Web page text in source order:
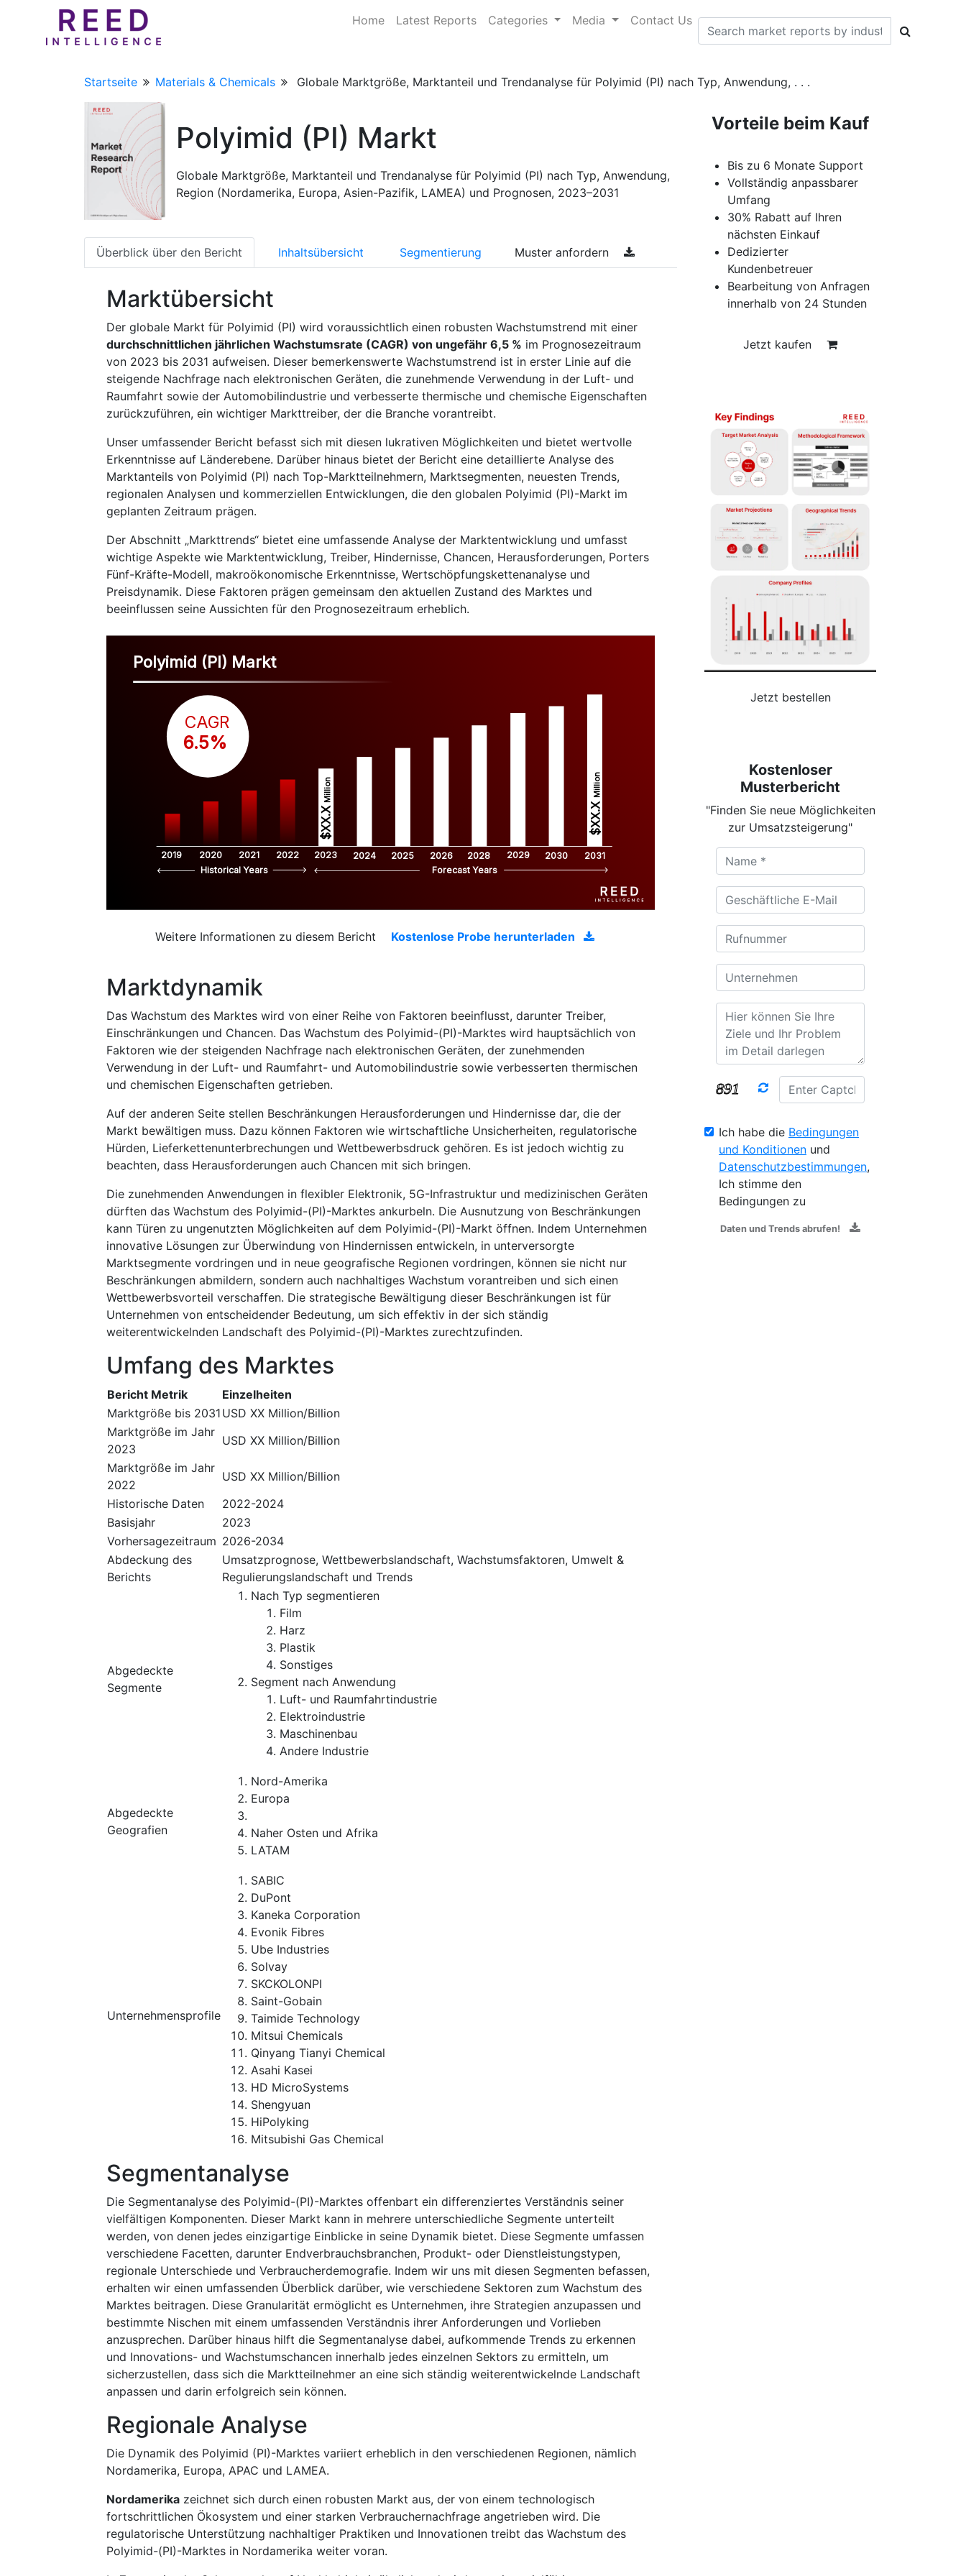
Home Latest Reports Categories Media Contact Us
Startseite Materials & Chemicals Globale Marktgröße, Marktanteil und Trendanalyse für Polyimid (PI) nach Typ, Anwendung, . . .
Polyimid (PI) Markt
Globale Marktgröße, Marktanteil und Trendanalyse für Polyimid (PI) nach Typ, Anwendung,
Region (Nordamerika, Europa, Asien-Pazifik, LAMEA) und Prognosen, 2023–2031
Überblick über den Bericht Inhaltsübersicht Segmentierung Muster anfordern
Marktübersicht
Der globale Markt für Polyimid (PI) wird voraussichtlich einen robusten Wachstumstrend mit einer
durchschnittlichen jährlichen Wachstumsrate (CAGR) von ungefähr 6,5 % im Prognosezeitraum
von 2023 bis 2031 aufweisen. Dieser bemerkenswerte Wachstumstrend ist in erster Linie auf die
steigende Nachfrage nach elektronischen Geräten, die zunehmende Verwendung in der Luft- und
Raumfahrt sowie der Automobilindustrie und verbesserte thermische und chemische Eigenschaften
zurückzuführen, ein wichtiger Markttreiber, der die Branche vorantreibt.
Unser umfassender Bericht befasst sich mit diesen lukrativen Möglichkeiten und bietet wertvolle
Erkenntnisse auf Länderebene. Darüber hinaus bietet der Bericht eine detaillierte Analyse des
Marktanteils von Polyimid (PI) nach Top-Marktteilnehmern, Marktsegmenten, neuesten Trends,
regionalen Analysen und kommerziellen Entwicklungen, die den globalen Polyimid (PI)-Markt im
geplanten Zeitraum prägen.
Der Abschnitt „Markttrends“ bietet eine umfassende Analyse der Marktentwicklung und umfasst
wichtige Aspekte wie Marktentwicklung, Treiber, Hindernisse, Chancen, Herausforderungen, Porters
Fünf-Kräfte-Modell, makroökonomische Erkenntnisse, Wertschöpfungskettenanalyse und
Preisdynamik. Diese Faktoren prägen gemeinsam den aktuellen Zustand des Marktes und
beeinflussen seine Aussichten für den Prognosezeitraum erheblich.
Polyimid (PI) Markt
2019 2020 2021 2022 2023 2024 2025 2026 2028 2029 2030 2031
$XX.X
Million
$XX.X
Million
CAGR
6.5%
Historical Years Forecast Years
Weitere Informationen zu diesem Bericht Kostenlose Probe herunterladen
Marktdynamik
Das Wachstum des Marktes wird von einer Reihe von Faktoren beeinflusst, darunter Treiber,
Einschränkungen und Chancen. Das Wachstum des Polyimid-(PI)-Marktes wird hauptsächlich von
Faktoren wie der steigenden Nachfrage nach elektronischen Geräten, der zunehmenden
Verwendung in der Luft- und Raumfahrt- und Automobilindustrie sowie verbesserten thermischen
und chemischen Eigenschaften getrieben.
Auf der anderen Seite stellen Beschränkungen Herausforderungen und Hindernisse dar, die der
Markt bewältigen muss. Dazu können Faktoren wie wirtschaftliche Unsicherheiten, regulatorische
Hürden, Lieferkettenunterbrechungen und Wettbewerbsdruck gehören. Es ist jedoch wichtig zu
beachten, dass Herausforderungen auch Chancen mit sich bringen.
Die zunehmenden Anwendungen in flexibler Elektronik, 5G-Infrastruktur und medizinischen Geräten
dürften das Wachstum des Polyimid-(PI)-Marktes ankurbeln. Die Ausnutzung von Beschränkungen
kann Türen zu ungenutzten Möglichkeiten auf dem Polyimid-(PI)-Markt öffnen. Indem Unternehmen
innovative Lösungen zur Überwindung von Hindernissen entwickeln, in unterversorgte
Marktsegmente vordringen und in neue geografische Regionen vordringen, können sie nicht nur
Beschränkungen abmildern, sondern auch nachhaltiges Wachstum vorantreiben und sich einen
Wettbewerbsvorteil verschaffen. Die strategische Bewältigung dieser Beschränkungen ist für
Unternehmen von entscheidender Bedeutung, um sich effektiv in der sich ständig
weiterentwickelnden Landschaft des Polyimid-(PI)-Marktes zurechtzufinden.
Umfang des Marktes
Bericht Metrik
Einzelheiten
Marktgröße bis 2031 USD XX Million/Billion
Marktgröße im Jahr
2023
USD XX Million/Billion
Marktgröße im Jahr
2022
USD XX Million/Billion
Historische Daten
2022-2024
Basisjahr
2023
Vorhersagezeitraum 2026-2034
Abdeckung des
Berichts
Umsatzprognose, Wettbewerbslandschaft, Wachstumsfaktoren, Umwelt &
Regulierungslandschaft und Trends
Abgedeckte
Segmente
Nach Typ segmentieren
Film
Harz
Plastik
Sonstiges
Segment nach Anwendung
Luft- und Raumfahrtindustrie
Elektroindustrie
Maschinenbau
Andere Industrie
Abgedeckte
Geografien
Nord-Amerika
Europa
Naher Osten und Afrika
LATAM
Unternehmensprofile
SABIC
DuPont
Kaneka Corporation
Evonik Fibres
Ube Industries
Solvay
SKCKOLONPI
Saint-Gobain
Taimide Technology
Mitsui Chemicals
Qinyang Tianyi Chemical
Asahi Kasei
HD MicroSystems
Shengyuan
HiPolyking
Mitsubishi Gas Chemical
Segmentanalyse
Die Segmentanalyse des Polyimid-(PI)-Marktes offenbart ein differenziertes Verständnis seiner
vielfältigen Komponenten. Dieser Markt kann in mehrere unterschiedliche Segmente unterteilt
werden, von denen jedes einzigartige Einblicke in seine Dynamik bietet. Diese Segmente umfassen
verschiedene Facetten, darunter Endverbrauchsbranchen, Produkt- oder Dienstleistungstypen,
regionale Unterschiede und Verbraucherdemografie. Indem wir uns mit diesen Segmenten befassen,
erhalten wir einen umfassenden Überblick darüber, wie verschiedene Sektoren zum Wachstum des
Marktes beitragen. Diese Granularität ermöglicht es Unternehmen, ihre Strategien anzupassen und
bestimmte Nischen mit einem umfassenden Verständnis ihrer Anforderungen und Vorlieben
anzusprechen. Darüber hinaus hilft die Segmentanalyse dabei, aufkommende Trends zu erkennen
und Innovations- und Wachstumschancen innerhalb jedes einzelnen Sektors zu ermitteln, um
sicherzustellen, dass sich die Marktteilnehmer an eine sich ständig weiterentwickelnde Landschaft
anpassen und darin erfolgreich sein können.
Regionale Analyse
Die Dynamik des Polyimid (PI)-Marktes variiert erheblich in den verschiedenen Regionen, nämlich
Nordamerika, Europa, APAC und LAMEA.
Nordamerika zeichnet sich durch einen robusten Markt aus, der von einem technologisch
fortschrittlichen Ökosystem und einer starken Verbrauchernachfrage angetrieben wird. Die
regulatorische Unterstützung nachhaltiger Praktiken und Innovationen treibt das Wachstum des
Polyimid-(PI)-Marktes in Nordamerika weiter voran.
Vorteile beim Kauf
Bis zu 6 Monate Support
Vollständig anpassbarer
Umfang
30% Rabatt auf Ihren
nächsten Einkauf
Dedizierter
Kundenbetreuer
Bearbeitung von Anfragen
innerhalb von 24 Stunden
Jetzt kaufen
Jetzt bestellen
Kostenloser
Musterbericht
"Finden Sie neue Möglichkeiten
zur Umsatzsteigerung"
Ich habe die Bedingungen
und Konditionen und
Datenschutzbestimmungen,
Ich stimme den
Bedingungen zu
Daten und Trends abrufen!